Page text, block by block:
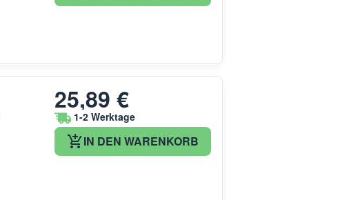
25,89 €
1-2 Werktage
IN DEN WARENKORB